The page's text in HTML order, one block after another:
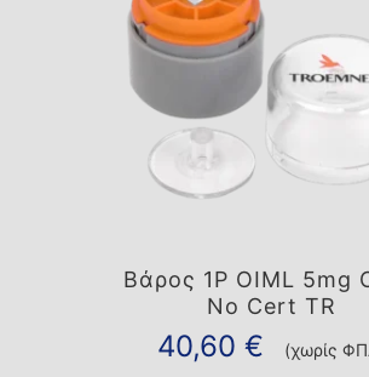
Βάρος 1P OIML 5mg
No Cert TR
40,60 € (χωρίς